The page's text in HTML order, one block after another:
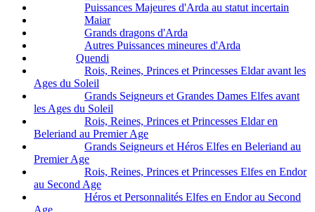
Puissances Majeures d'Arda au statut incertain
Maiar
Grands dragons d'Arda
Autres Puissances mineures d'Arda
Quendi
Rois, Reines, Princes et Princesses Eldar avant les
Ages du Soleil
Grands Seigneurs et Grandes Dames Elfes avant
les Ages du Soleil
Rois, Reines, Princes et Princesses Eldar en
Beleriand au Premier Age
Grands Seigneurs et Héros Elfes en Beleriand au
Premier Age
Rois, Reines, Princes et Princesses Elfes en Endor
au Second Age
Héros et Personnalités Elfes en Endor au Second